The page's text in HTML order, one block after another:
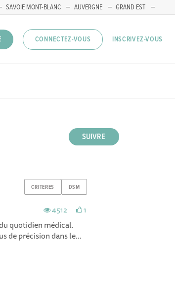
SAVOIE MONT-BLANC AUVERGNE
GRAND EST
CONNECTEZ-VOUS INSCRIVEZ-VOUS
SUIVRE
CRITERES DSM
4512 1
quotidien médical.
de précision dans le...